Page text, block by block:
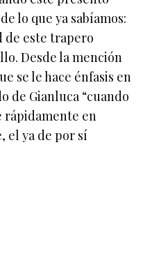
lo que ya sabíamos:
de este trapero
Desde la mención
se le hace énfasis en
de Gianluca “cuando
rápidamente en
el ya de por sí